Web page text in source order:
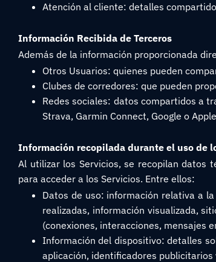
Atención al cliente: detalles
Información Recibida de Terceros
Además de la información proporcionada
Otros Usuarios: quienes pueden
Clubes de corredores: que pueden
Redes sociales: datos compartidos a
Strava, Garmin Connect, Google o
Información recopilada durante el uso de
Al utilizar los Servicios, se recopilan datos
para acceder a los Servicios. Entre ellos:
Datos de uso: información relativa a
realizadas, información visualizada,
(conexiones, interacciones, mensajes
Información del dispositivo: detalles
aplicación, identificadores